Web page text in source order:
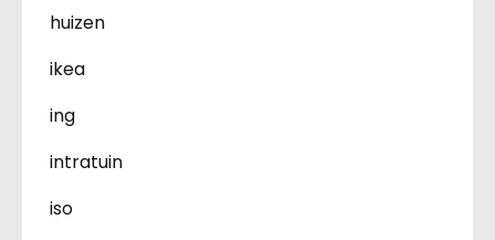
huizen
ikea
ing
intratuin
iso